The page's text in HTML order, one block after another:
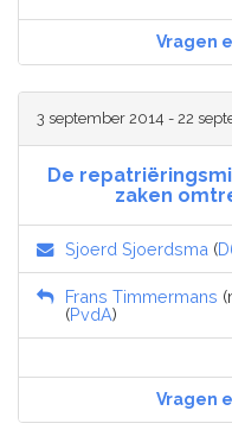
Vragen
3 september 2014 - 22
De
zaken
Sjoerd Sjoerdsma (
Frans Timmermans
(PvdA)
Vragen